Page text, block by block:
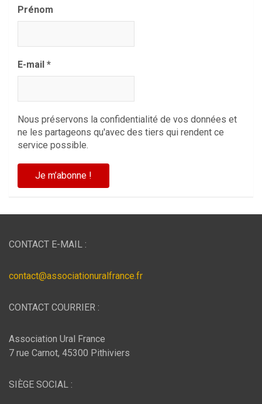
Prénom
E-mail *
Nous préservons la confidentialité de vos données et
ne les partageons qu'avec des tiers qui rendent ce
service possible.
CONTACT E-MAIL :
contact@associationuralfrance.fr
CONTACT COURRIER :
Association Ural France
7 rue Carnot, 45300 Pithiviers
SIÈGE SOCIAL :